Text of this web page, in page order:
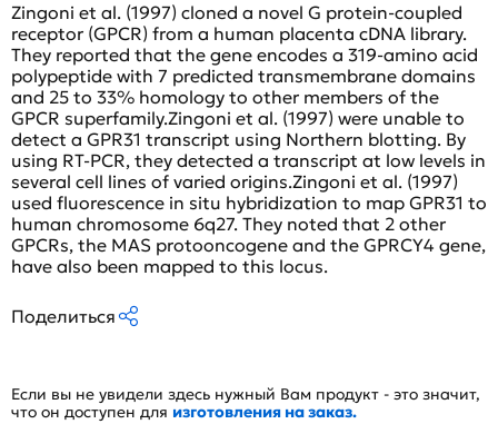
Zingoni et al. (1997) cloned a novel G protein-coupled
receptor (GPCR) from a human placenta cDNA library.
They reported that the gene encodes a 319-amino acid
polypeptide with 7 predicted transmembrane domains
and 25 to 33% homology to other members of the
GPCR superfamily.Zingoni et al. (1997) were unable to
detect a GPR31 transcript using Northern blotting. By
using RT-PCR, they detected a transcript at low levels in
several cell lines of varied origins.Zingoni et al. (1997)
used fluorescence in situ hybridization to map GPR31 to
human chromosome 6q27. They noted that 2 other
GPCRs, the MAS protooncogene and the GPRCY4 gene,
have also been mapped to this locus.
Поделиться
Если вы не увидели здесь нужный Вам продукт - это значит,
что он доступен для изготовления на заказ.